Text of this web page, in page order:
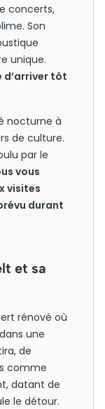
concerts,
Son
unique.
d’arriver tôt
nocturne à
de culture.
par le
vous
visites
durant
et sa
rénové où
une
de
comme
datant de
le détour.